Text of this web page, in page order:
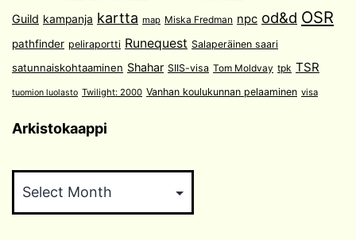
Guild kampanja kartta map Miska Fredman npc od&d OSR
pathfinder peliraportti Runequest Salaperäinen saari
satunnaiskohtaaminen Shahar SIIS-visa Tom Moldvay tpk TSR
tuomion luolasto Twilight: 2000 Vanhan koulukunnan pelaaminen visa
Arkistokaappi